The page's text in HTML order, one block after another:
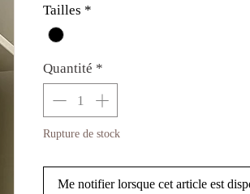
Tailles *
Quantité *
Rupture de stock
Me notifier lorsque cet article est